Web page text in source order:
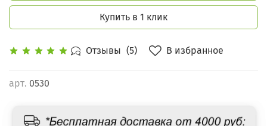
Отзывы (5) В избранное
арт. 0530
Купить в 1 клик